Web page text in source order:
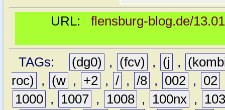
URL: flensburg-blog.de/
TAGs: (dg0) , (fcv) , (j ,
roc)
, (w , +2 , / , /8 , 002 , 02
1000 , 1007 , 1008 , 100nx ,